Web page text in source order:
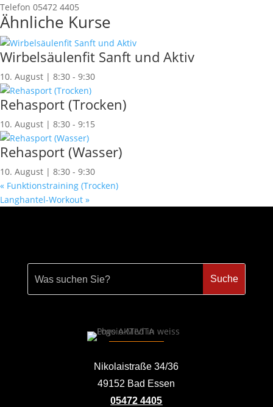
Telefon 05472 4405
Ähnliche Kurse
Wirbelsäulenfit Sanft und Aktiv
10. August | 8:30 - 9:30
Rehasport (Trocken)
10. August | 8:30 - 9:15
Rehasport (Wasser)
10. August | 8:30 - 9:30
« Funktionstraining (Trocken)
Langhantel-Workout »
Nikolaistraße 34/36
49152 Bad Essen
05472 4405